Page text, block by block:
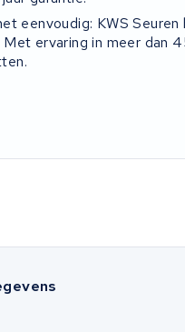
eenvoudig: KWS
ervaring in meer dan